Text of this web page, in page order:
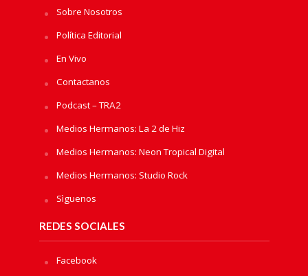
Sobre Nosotros
Política Editorial
En Vivo
Contactanos
Podcast – TRA2
Medios Hermanos: La 2 de Hiz
Medios Hermanos: Neon Tropical Digital
Medios Hermanos: Studio Rock
Sìguenos
REDES SOCIALES
Facebook